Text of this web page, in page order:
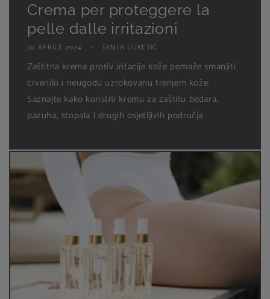
Crema per proteggere la
pelle dalle irritazioni
30 APRILE 2024 TANJA LUKETIĆ
Zaštitna krema protiv iritacije kože pomaže smanjiti
crvenilo i neugodu uzrokovanu trenjem kože.
Saznajte kako koristiti kremu za zaštitu bedara,
pazuha, stopala i drugih osjetljivih područja.